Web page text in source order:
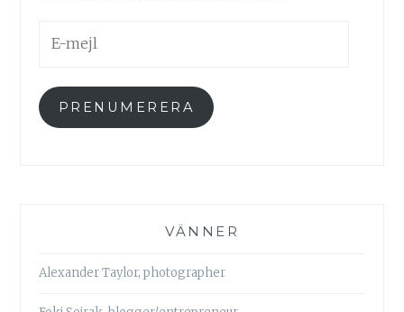
mejl
PRENUMERERA
VÄNNER
Alexander Taylor, photographer